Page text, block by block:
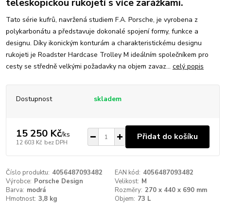
teleskopickou rukojetí s více zarážkami.
Tato série kufrů, navržená studiem F.A. Porsche, je vyrobena z
polykarbonátu a představuje dokonalé spojení formy, funkce a
designu. Díky ikonickým konturám a charakteristickému designu
rukojeti je Roadster Hardcase Trolley M ideálním společníkem pro
cesty se středně velkými požadavky na objem zavaz... celý popis
Dostupnost skladem
15 250 Kč/ks
12 603 Kč bez DPH
Přidat do košíku
Číslo produktu: 4056487093482 EAN kód: 4056487093482
Výrobce: Porsche Design Velikost: M
Barva: modrá Rozměry: 270 x 440 x 690 mm
Hmotnost: 3,8 kg Objem: 73 L